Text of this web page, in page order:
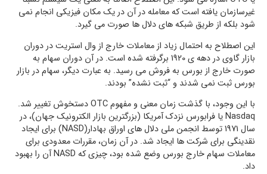
غیرسازمان یافته است که معامله در آن در یک مکان فیزیکی انجام نمی
شود بلکه از طریق شبکه های دلال ها صورت می گیرد.
این اصطلاح به احتمال زیاد از معاملات خارج از وال استریت در دوران
بازار گاوی در دهه ی 1920 برگرفته شده است. در آن دوران سهام به
صورت خارج از بورس به فروش می رسید. به عبارت دیگر، سهام در بازار
بورس ثبت نمی شدند و “ثبت نشده” بودند.
با این وجود، با گذشت زمان معنی و مفهوم OTC دستخوش تغییر شد.
Nasdaq یا فرابورس نزدک آمریکا (بزرگترین بازار الکترونیک جهان)، در
سال 1971 توسط انجمن ملی دلال های اوراق بهادار(NASD) برای ایجاد
نقدینگی برای شرکت ها ایجاد شد. در آن زمان، مقررات معدودی برای
معاملات سهام خارج بورس وضع شده بود، چیزی که NASD آن را بهبود
داد.